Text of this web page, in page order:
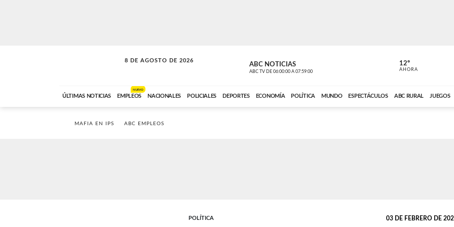
8 DE AGOSTO DE 2026
SOLO MÚSICA ABC NOTICIAS
ABC TV DE 06:00:00 A 07:59:00 ABC CARDINAL
12º
AHORA
ÚLTIMAS NOTICIAS EMPLEOS
NUEVO
NACIONALES POLICIALES DEPORTES ECONOMÍA POLÍTICA MUNDO ESPECTÁCULOS ABC RURAL JUEGOS
MAFIA EN IPS ABC EMPLEOS
POLÍTICA 03 DE FEBRERO DE